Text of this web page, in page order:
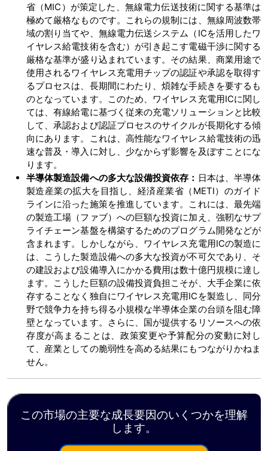
省（MIC）が策定した、無線電力伝送技術に関する基準は
極めて厳格なものです。これらの規制には、無線周波数帯
域の割り当てや、無線電力伝送システム（ICを活用したワ
イヤレス給電技術を含む）が引き起こす電磁干渉に関する
厳格な基準が盛り込まれています。その結果、商業用途で
使用されるワイヤレス充電用チップの認証や承認を取得す
るプロセスは、長期間にわたり、煩雑な手続きを要するも
のとなっています。このため、ワイヤレス充電用ICに関し
ては、有線給電に基づく従来の充電ソリューションと比較
して、承認および認証プロセスのサイクルが長期化する傾
向にあります。これは、高性能なワイヤレス給電技術の迅
速な普及・導入に対し、少なからず影響を及ぼすことにな
ります。
半導体製造設備への多大な設備投資依存： 日本は、半導体
製造産業の拡大を目指し、経済産業省（METI）のガイド
ラインに沿った施策を推進しています。これには、最先端
の製造工場（ファブ）への巨額な投資に加え、強靭なサプ
ライチェーン基盤を構築するためのプログラム開発などが
含まれます。しかしながら、ワイヤレス充電用ICの製造に
は、こうした製造設備への多大な投資が不可欠であり、そ
の建設および設備導入にかかる費用は数十億円規模に達し
ます。こうした巨額の設備投資負担こそが、大手企業に依
存することなく独自にワイヤレス充電用ICを製造し、同分
野で競争力を持ち得る小規模な半導体企業の台頭を阻む障
壁となっています。さらに、国が提供するリソースへの依
存度が高まることは、政策変更や予算配分の変動に対し
て、産業としての脆弱性を高める結果にもつながりかねま
せん。
この市場の主要な成長要因のいくつかを理解
します。